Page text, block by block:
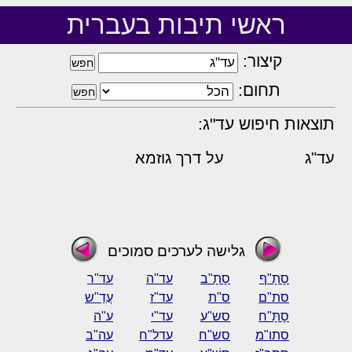
ראשי תיבות בעברית
קיצור:
תחום:
תוצאות חיפוש עד"ג:
עד"ג על דרך גוזמא
גלישה לערכים סמוכים
סָתָ"ף סָתָ"ב עד"ה
עד"ר
סת"ם
ס"ת עד"ז
עֲדַ"ש
סָתָּ"ח
סש"ע עד"י
ע"ה
סתו"מ
סש"ח עדל"ח
עה"ב